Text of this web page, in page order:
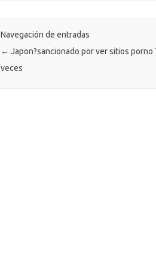
k
k
p
ti
r
Navegación de entradas
← Japon?sancionado por ver sitios porno
veces